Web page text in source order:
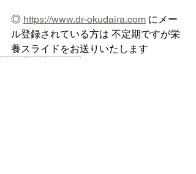
◎ https://www.dr-okudaira.com にメー
ル登録されている方は 不定期ですが栄
養スライドをお送りいたします